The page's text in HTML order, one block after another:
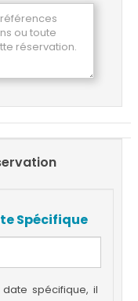
Spécifique
spécifique, il